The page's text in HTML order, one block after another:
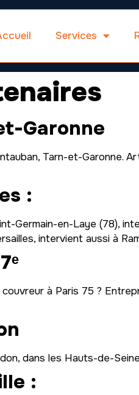
Services
Garonne
Tarn-et-Garonne.
:
Germain-en-Laye (78),
intervient aussi à
couvreur à Paris 75 ?
dans les Hauts-de-
: